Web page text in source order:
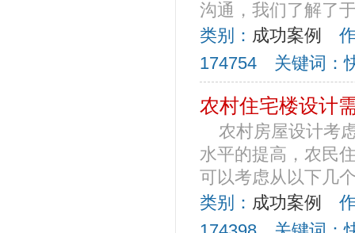
沟通，我们了解了
类别： 成功案例
作
174754 关键词：
农村住宅楼设计
农村房屋设计考
水平的提高，农民
可以考虑从以下几
类别： 成功案例
作